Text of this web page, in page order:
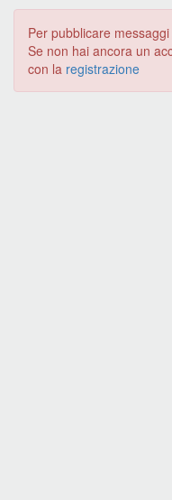
Per pubblicare
Se non hai ancora un
con la registrazione